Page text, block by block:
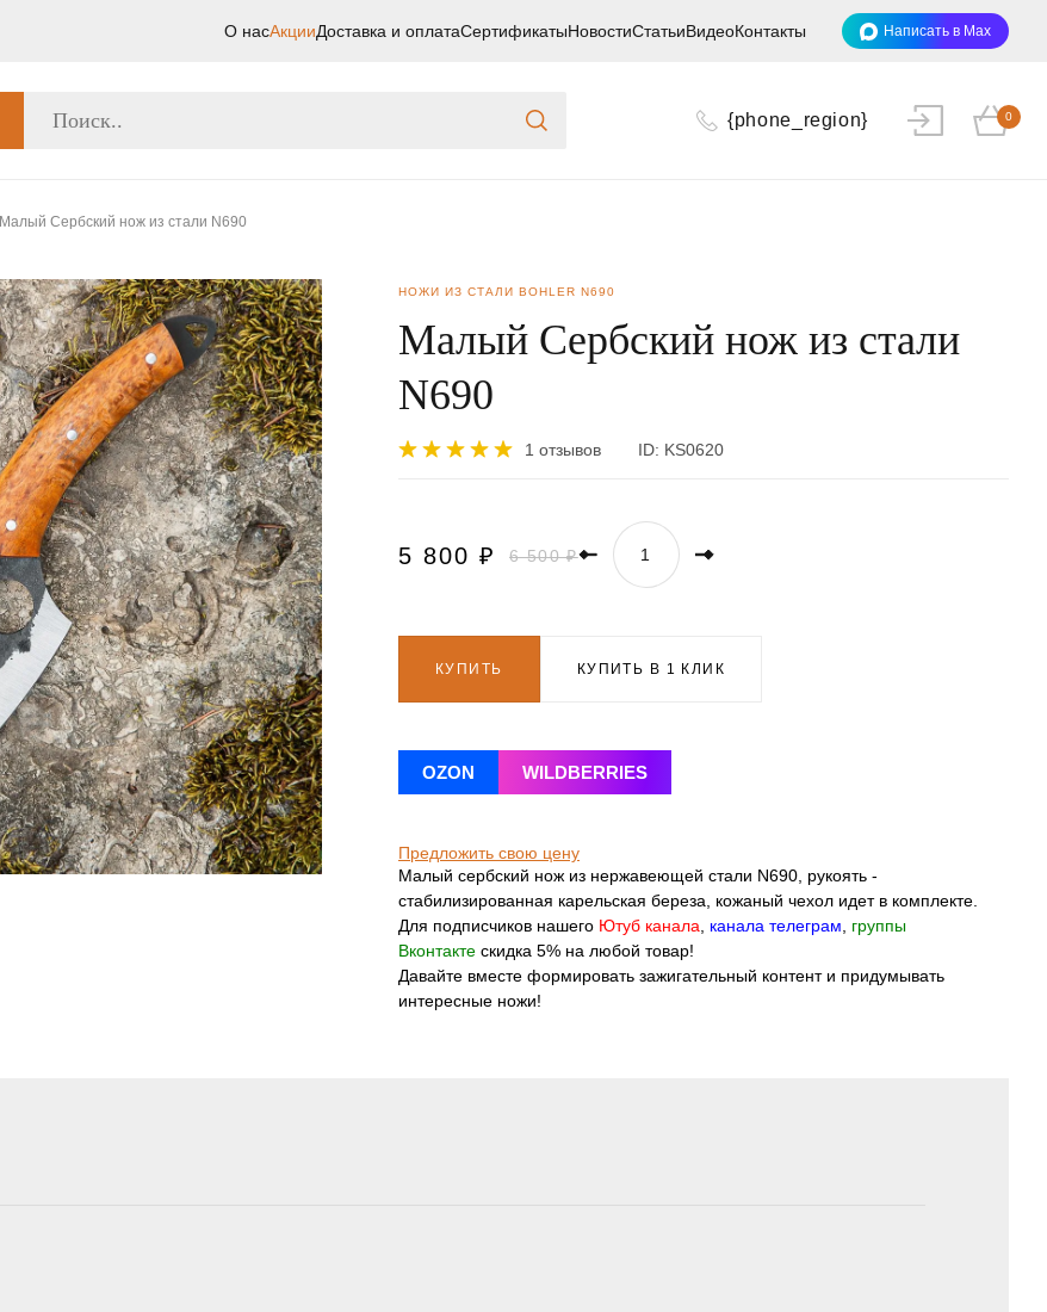
О насАкцииДоставка и оплатаСертификатыНовостиСтатьиВидеоКонтакты Написать в Max
{phone_region} 0
Малый Сербский нож из стали N690
НОЖИ ИЗ СТАЛИ BOHLER N690
Малый Сербский нож из стали
N690
1 отзывов ID: KS0620
5 800 ₽ 6 500 ₽
КУПИТЬ КУПИТЬ В 1 КЛИК
OZON WILDBERRIES
Предложить свою цену
Малый сербский нож из нержавеющей стали N690, рукоять -
стабилизированная карельская береза, кожаный чехол идет в комплекте.
Для подписчиков нашего Ютуб канала канала телеграм
группы
Вконтакте скидка 5% на любой товар!
Давайте вместе формировать зажигательный контент и придумывать
интересные ножи!